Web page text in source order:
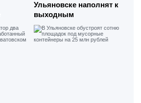
Ульяновске наполнят к
выходным